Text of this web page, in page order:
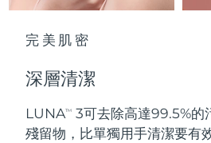
完美肌密
深層清潔
LUNATM
3可去除高達99.5%的
殘留物，比單獨用手清潔要有
波蘭
葡萄牙
波多黎各
卡達